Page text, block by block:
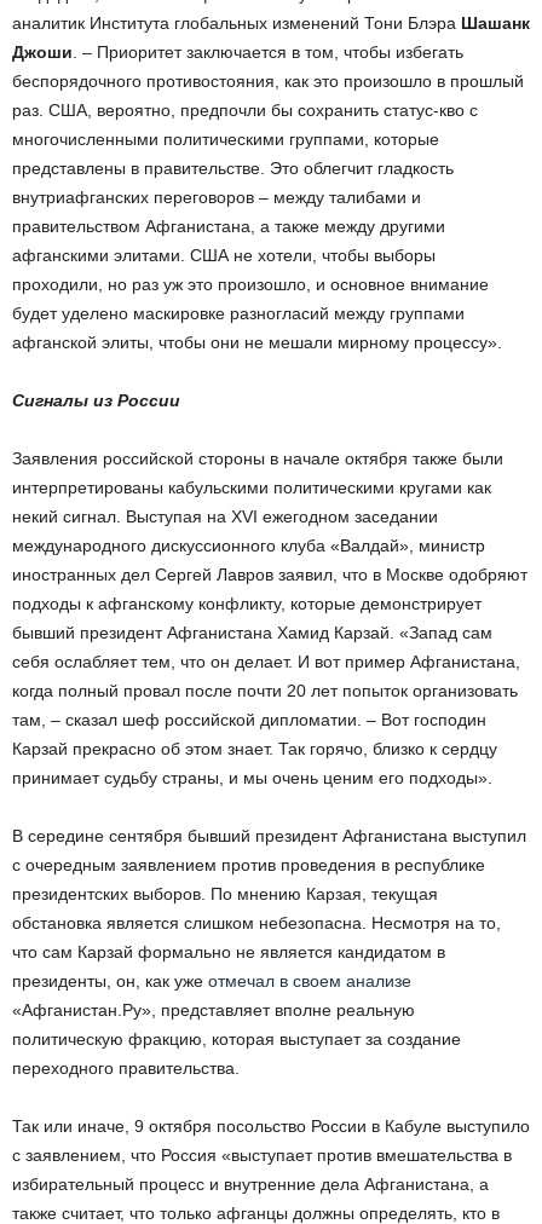
аналитик Института глобальных изменений Тони Блэра Шашанк
Джоши . – Приоритет заключается в том, чтобы избегать
беспорядочного противостояния, как это произошло в прошлый
раз. США, вероятно, предпочли бы сохранить статус-кво с
многочисленными политическими группами, которые
представлены в правительстве. Это облегчит гладкость
внутриафганских переговоров – между талибами и
правительством Афганистана, а также между другими
афганскими элитами. США не хотели, чтобы выборы
проходили, но раз уж это произошло, и основное внимание
будет уделено маскировке разногласий между группами
афганской элиты, чтобы они не мешали мирному процессу».
Сигналы из России
Заявления российской стороны в начале октября также были
интерпретированы кабульскими политическими кругами как
некий сигнал. Выступая на XVI ежегодном заседании
международного дискуссионного клуба «Валдай», министр
иностранных дел Сергей Лавров заявил, что в Москве одобряют
подходы к афганскому конфликту, которые демонстрирует
бывший президент Афганистана Хамид Карзай. «Запад сам
себя ослабляет тем, что он делает. И вот пример Афганистана,
когда полный провал после почти 20 лет попыток организовать
там, – сказал шеф российской дипломатии. – Вот господин
Карзай прекрасно об этом знает. Так горячо, близко к сердцу
принимает судьбу страны, и мы очень ценим его подходы».
В середине сентября бывший президент Афганистана выступил
с очередным заявлением против проведения в республике
президентских выборов. По мнению Карзая, текущая
обстановка является слишком небезопасна. Несмотря на то,
что сам Карзай формально не является кандидатом в
президенты, он, как уже отмечал в своем анализе
«Афганистан.Ру», представляет вполне реальную
политическую фракцию, которая выступает за создание
переходного правительства.
Так или иначе, 9 октября посольство России в Кабуле выступило
с заявлением, что Россия «выступает против вмешательства в
избирательный процесс и внутренние дела Афганистана, а
также считает, что только афганцы должны определять, кто в